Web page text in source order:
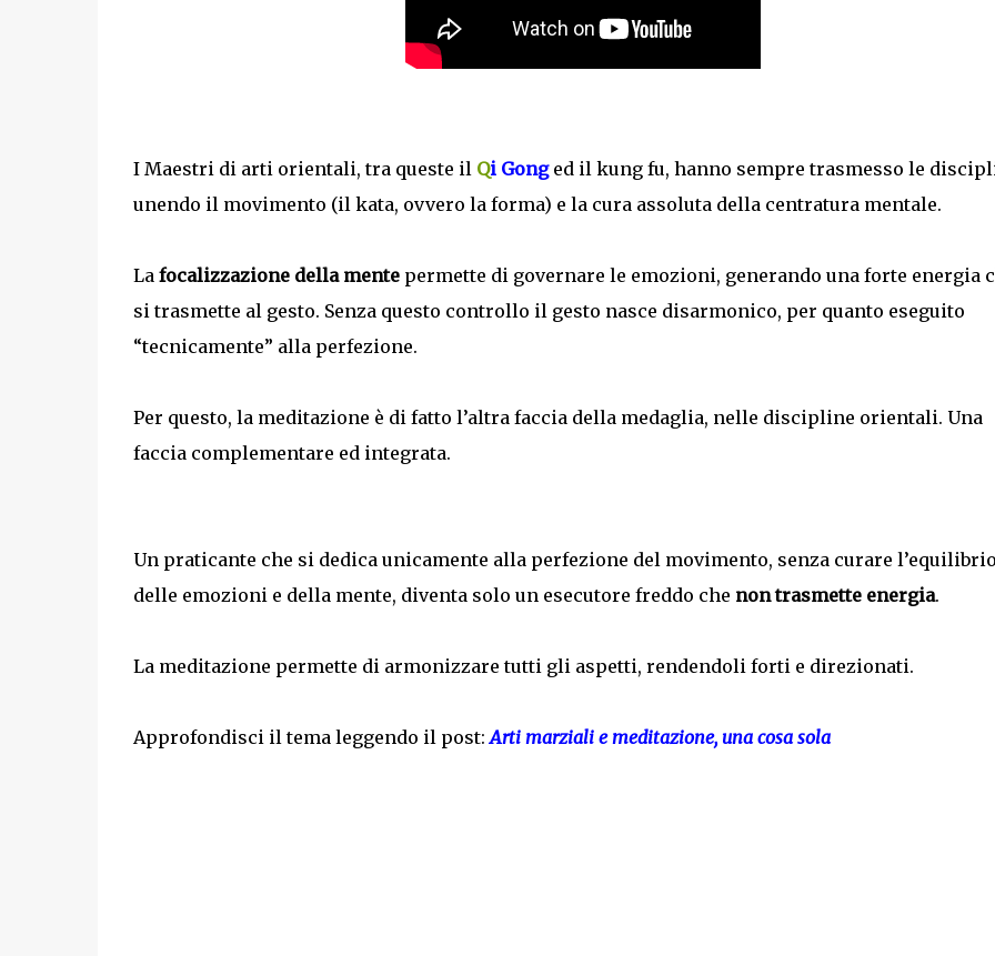
I Maestri di arti orientali, tra queste il Qi Gonged il kung fu, hanno sempre trasmesso le
unendo il movimento (il kata, ovvero la forma) e la cura assoluta della centratura mentale.
La focalizzazione della mentepermette di governare le emozioni, generando una forte energia
si trasmette al gesto. Senza questo controllo il gesto nasce disarmonico, per quanto eseguito
“tecnicamente” alla perfezione.
Per questo, la meditazione è di fatto l’altra faccia della medaglia, nelle discipline orientali. Una
faccia complementare ed integrata.
Un praticante che si dedica unicamente alla perfezione del movimento, senza curare l’equilibrio
delle emozioni e della mente, diventa solo un esecutore freddo che non trasmette energia.
La meditazione permette di armonizzare tutti gli aspetti, rendendoli forti e direzionati.
Approfondisci il tema leggendo il post:Arti marziali e meditazione, una cosa sola